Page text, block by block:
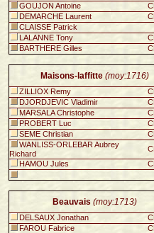
GOUJON Antoine
DEMARCHE Laurent
CLAISSE Patrick
LALANNE Tony
BARTHERE Gilles
Maisons-laffitte (moy:1716)
ZILLIOX Remy
DJORDJEVIC Vladimir
MARSALA Christophe
PROBERT Luc
SEME Christian
WANLISS-ORLEBAR Aubrey
Richard
HAMOU Jules
Beauvais (moy:1713)
DELSAUX Jonathan
FAROU Fabrice